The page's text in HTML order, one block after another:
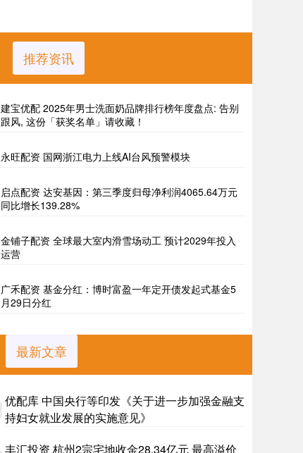
推荐资讯
建宝优配 2025年男士洗面奶品牌排行榜年度盘点: 告别
跟风, 这份「获奖名单」请收藏！
永旺配资 国网浙江电力上线AI台风预警模块
启点配资 达安基因：第三季度归母净利润4065.64万元
同比增长139.28%
金铺子配资 全球最大室内滑雪场动工 预计2029年投入
运营
广禾配资 基金分红：博时富盈一年定开债发起式基金5
月29日分红
最新文章
优配库 中国央行等印发《关于进一步加强金融支
持妇女就业发展的实施意见》
丰汇投资 杭州2宗宅地收金28.34亿元 最高溢价